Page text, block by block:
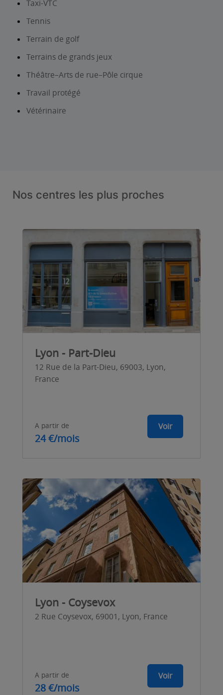
Taxi-VTC
Tennis
Terrain de golf
Terrains de grands jeux
Théâtre–Arts de rue–Pôle cirque
Travail protégé
Vétérinaire
Nos centres les plus proches
Lyon - Part-Dieu
12 Rue de la Part-Dieu, 69003, Lyon,
France
A partir de
24 €/mois
Voir
Lyon - Coysevox
2 Rue Coysevox, 69001, Lyon, France
A partir de
28 €/mois
Voir